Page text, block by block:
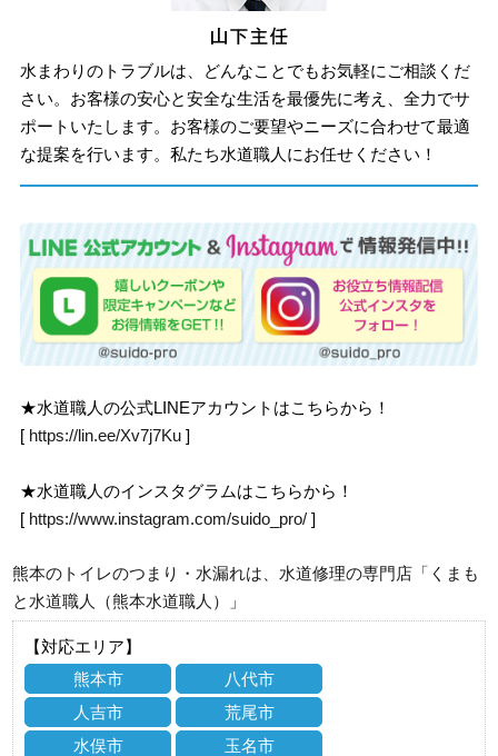
水まわりのトラブルは、どんなことでもお気軽にご相談くだ
さい。お客様の安心と安全な生活を最優先に考え、全力でサ
ポートいたします。お客様のご要望やニーズに合わせて最適
な提案を行います。私たち水道職人にお任せください！
★水道職人の公式LINEアカウントはこちらから！
[ https://lin.ee/Xv7j7Ku ]
★水道職人のインスタグラムはこちらから！
[ https://www.instagram.com/suido_pro/ ]
熊本のトイレのつまり・水漏れは、水道修理の専門店「くまも
と水道職人（熊本水道職人）」
【対応エリア】
熊本市
八代市
人吉市
荒尾市
水俣市
玉名市